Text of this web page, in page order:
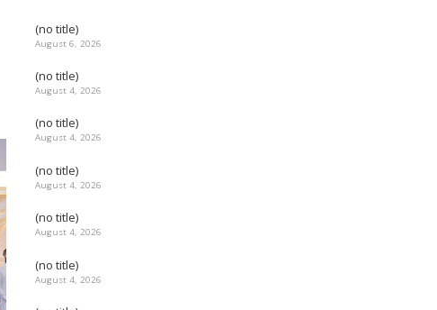
(no title)
August 6, 2026
(no title)
August 4, 2026
(no title)
August 4, 2026
(no title)
August 4, 2026
(no title)
August 4, 2026
(no title)
August 4, 2026